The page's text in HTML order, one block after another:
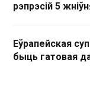
рэпрэсій 5
Еўрапейская
быць гатовая